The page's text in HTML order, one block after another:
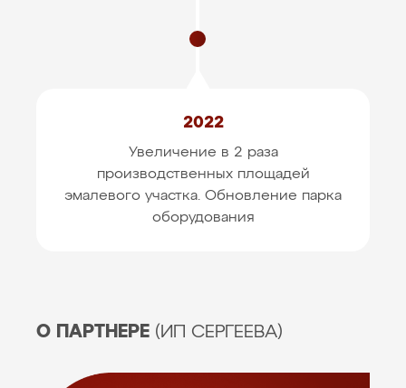
2022
Увеличение в 2 раза
производственных площадей
эмалевого участка. Обновление парка
оборудования
О ПАРТНЕРЕ (ИП СЕРГЕЕВА)